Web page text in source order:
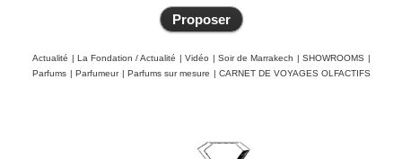
Actualité | La Fondation / Actualité | Vidéo | Soir de Marrakech | SHOWROOMS |
Parfums | Parfumeur | Parfums sur mesure | CARNET DE VOYAGES OLFACTIFS